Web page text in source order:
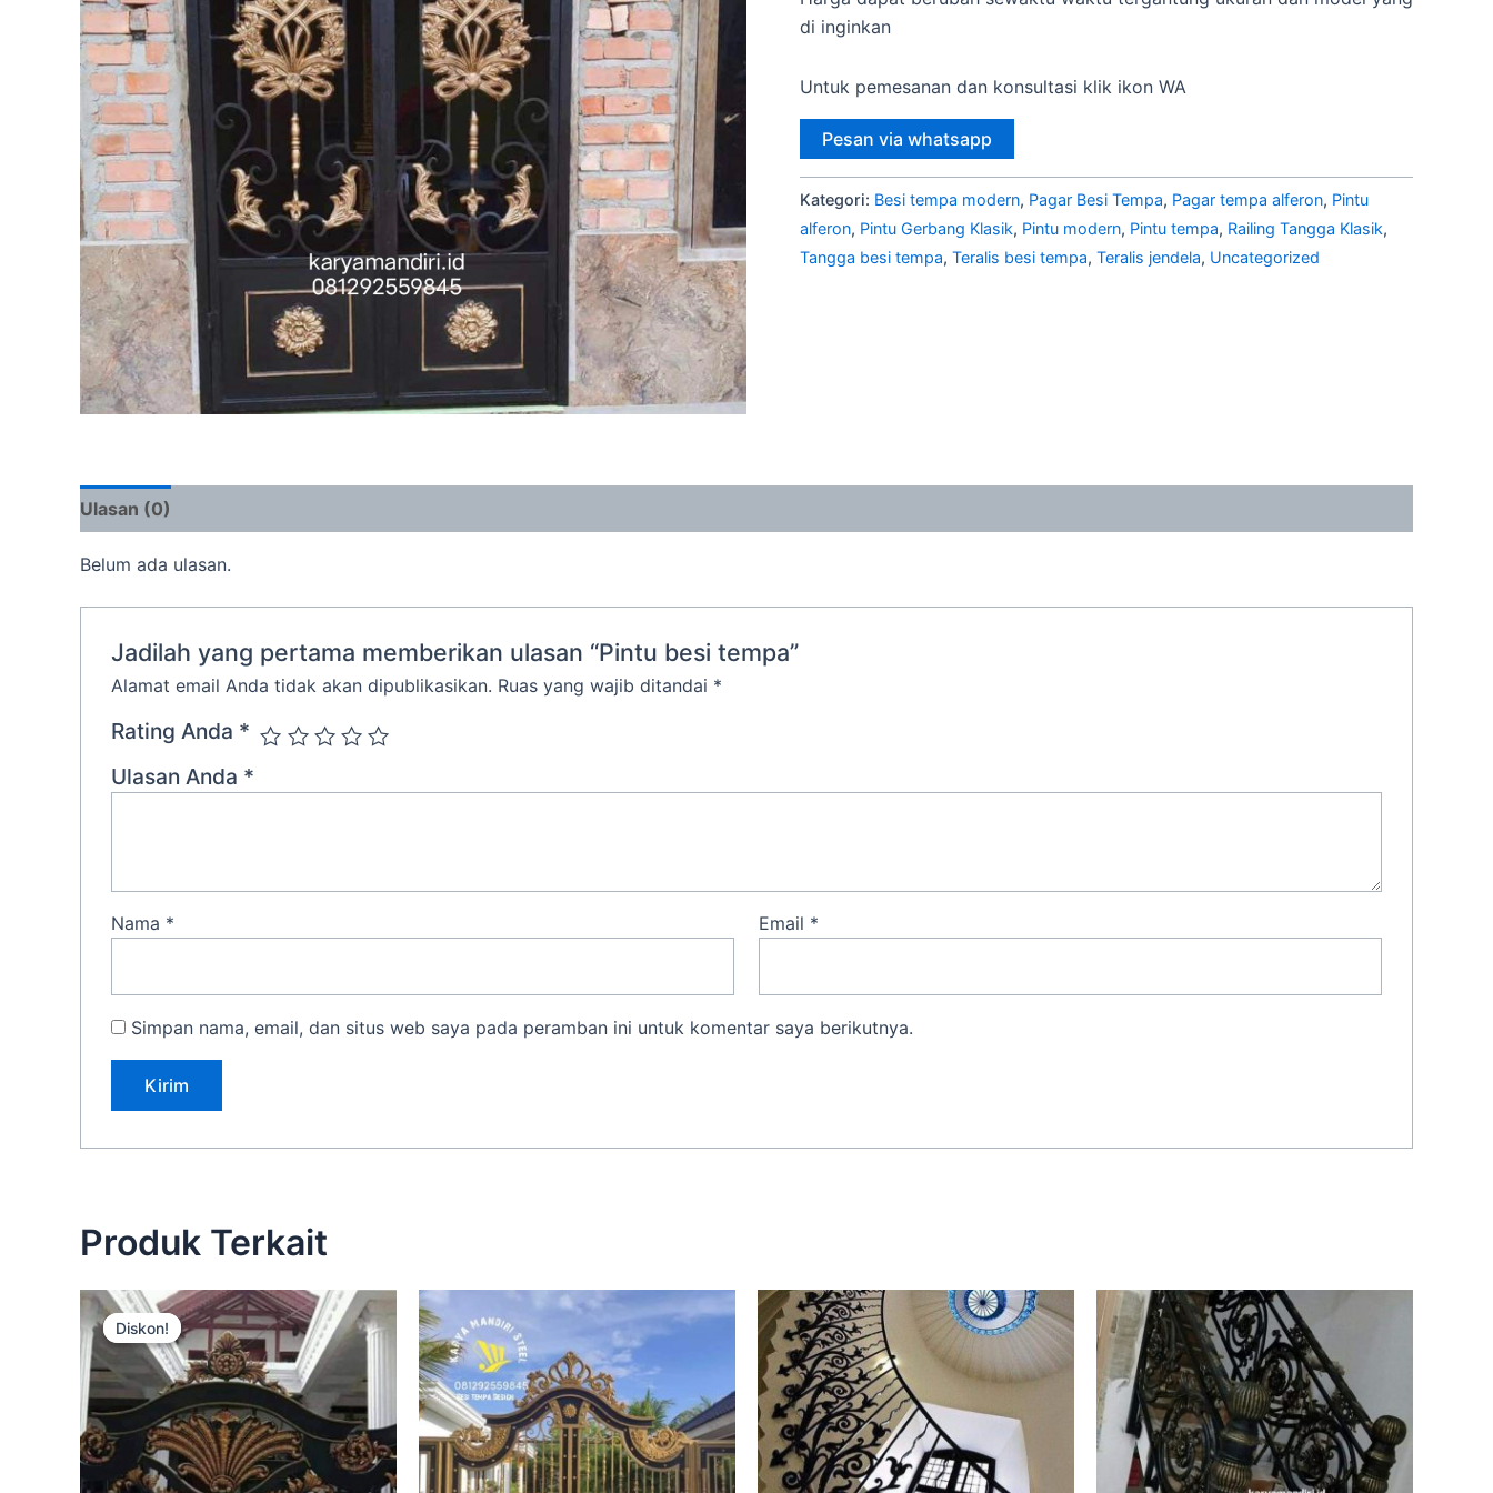
di inginkan
Untuk pemesanan dan konsultasi klik ikon WA
Pesan via whatsapp
Kategori: Besi tempa modern, Pagar Besi Tempa, Pagar tempa alferon, Pintu
alferon, Pintu Gerbang Klasik, Pintu modern, Pintu tempa, Railing Tangga Klasik,
Tangga besi tempa, Teralis besi tempa, Teralis jendela, Uncategorized
Ulasan (0)
Belum ada ulasan.
Jadilah yang pertama memberikan ulasan “Pintu besi tempa”
Alamat email Anda tidak akan dipublikasikan. Ruas yang wajib ditandai *
Rating Anda *
Ulasan Anda *
Nama * Email *
Simpan nama, email, dan situs web saya pada peramban ini untuk komentar saya berikutnya.
Produk Terkait
Diskon!
Diskon!
Harga
aslinya
adalah:
Rp3.500.000.
Harga
saat
ini
adalah:
Rp2.900.000.